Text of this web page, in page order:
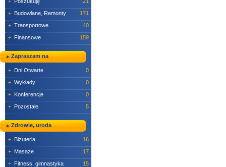
+ Budowlane, Remonty
171
+ Transportowe
40
+ Finansowe 159
Zapraszam na
+ Dni Otwarte
0
+ Wykłady
0
+ Konferencje
0
+ Pozostałe 5
Zdrowie, uroda
+ Biżuteria
16
+ Masaże
17
+ Fitness, gimnastyka
15